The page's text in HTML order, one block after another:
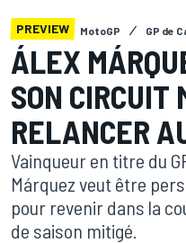
PREVIEW MotoGP GP de
ÁLEX
SON CIRCUIT
RELANCER
Vainqueur en titre du
Márquez veut être
pour revenir dans la
de saison mitigé.